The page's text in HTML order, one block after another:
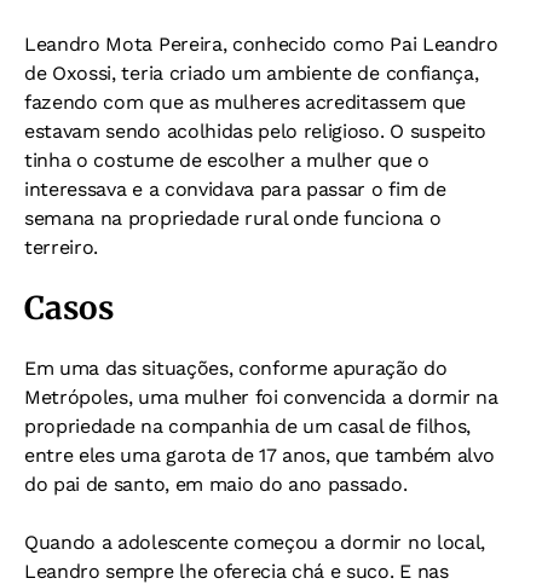
Leandro Mota Pereira, conhecido como Pai Leandro
de Oxossi, teria criado um ambiente de confiança,
fazendo com que as mulheres acreditassem que
estavam sendo acolhidas pelo religioso. O suspeito
tinha o costume de escolher a mulher que o
interessava e a convidava para passar o fim de
semana na propriedade rural onde funciona o
terreiro.
Casos
Em uma das situações, conforme apuração do
Metrópoles, uma mulher foi convencida a dormir na
propriedade na companhia de um casal de filhos,
entre eles uma garota de 17 anos, que também alvo
do pai de santo, em maio do ano passado.
Quando a adolescente começou a dormir no local,
Leandro sempre lhe oferecia chá e suco. E nas